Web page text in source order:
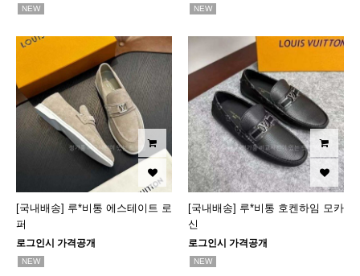
NEW NEW
[국내배송] 루*비통 에스테이트 로
퍼
로그인시 가격공개
NEW
[국내배송] 루*비통 호켄하임 모카
신
로그인시 가격공개
NEW